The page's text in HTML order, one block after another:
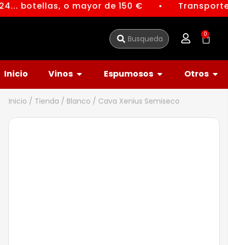
botellas, o mayor de 150 € ●
0
Inicio Vinos Espumosos Otros
Inicio / Tienda / Blanco / Cava Xenius Semiseco